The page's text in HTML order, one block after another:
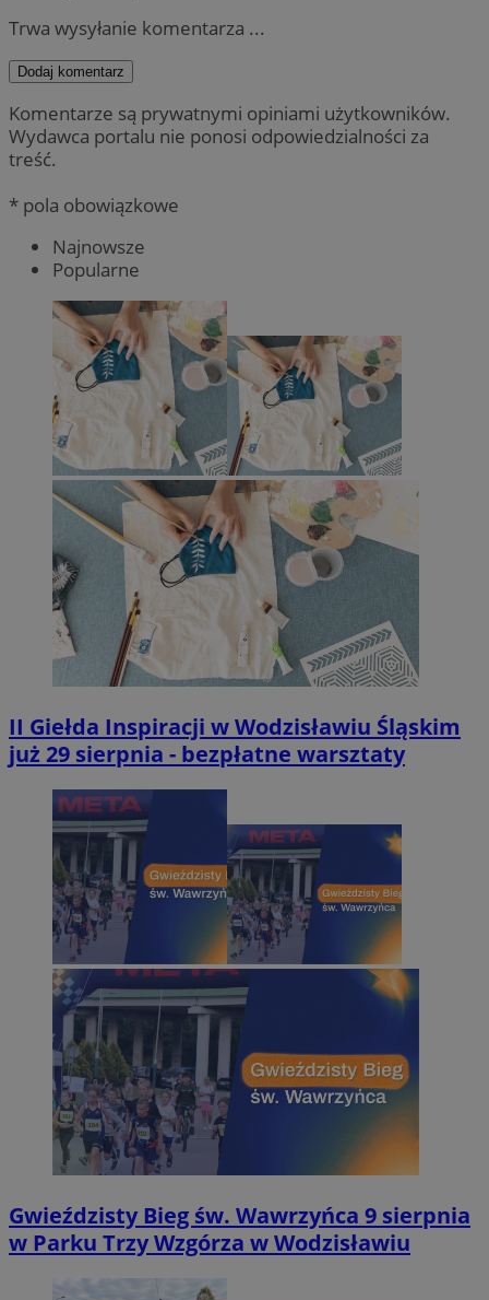
Trwa wysyłanie komentarza ...
Dodaj komentarz
Komentarze są prywatnymi opiniami użytkowników.
Wydawca portalu nie ponosi odpowiedzialności za
treść.
* pola obowiązkowe
Najnowsze
Popularne
II Giełda Inspiracji w Wodzisławiu Śląskim
już 29 sierpnia - bezpłatne warsztaty
Gwieździsty Bieg św. Wawrzyńca 9 sierpnia
w Parku Trzy Wzgórza w Wodzisławiu